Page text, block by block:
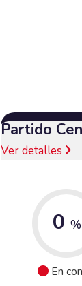
Partido
Ver detalles
0 %
En